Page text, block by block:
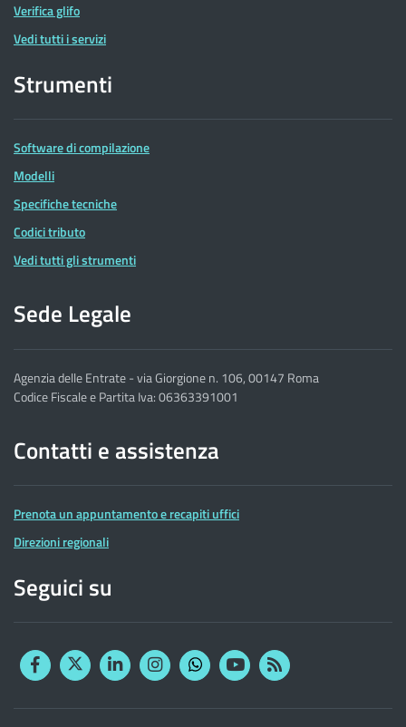
Verifica glifo
Vedi tutti i servizi
Strumenti
Software di compilazione
Modelli
Specifiche tecniche
Codici tributo
Vedi tutti gli strumenti
Sede Legale
Agenzia delle Entrate - via Giorgione n. 106, 00147 Roma
Codice Fiscale e Partita Iva: 06363391001
Contatti e assistenza
Prenota un appuntamento e recapiti uffici
Direzioni regionali
Seguici su
FacebookTwitterLinkedinInstagram
YouTubeRSS